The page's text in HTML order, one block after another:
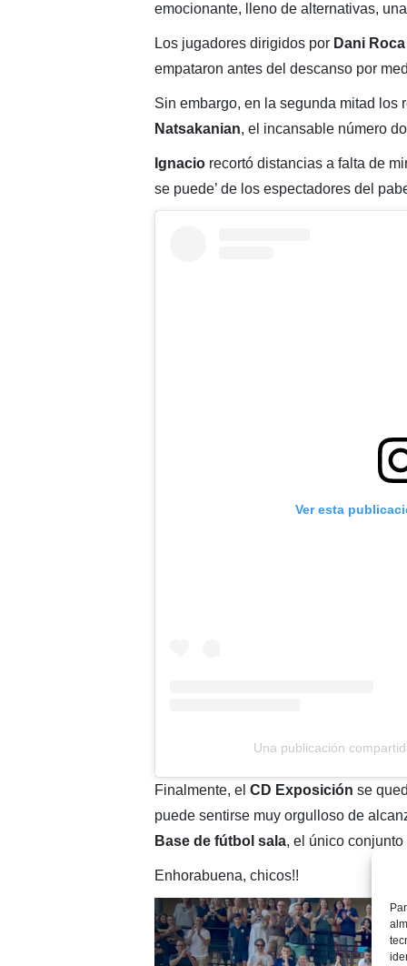
emocionante, lleno de alternativas,
Los jugadores dirigidos por Dani Roca
empataron antes del descanso por
Sin embargo, en la segunda mitad los
Natsakanian, el incansable número
Ignaciorecortó distancias a falta de
se puede’ de los espectadores del
Ver esta
Una publicación
Finalmente, el CD Exposición se
puede sentirse muy orgulloso de
Base de fútbol sala, el único
Enhorabuena, chicos!!